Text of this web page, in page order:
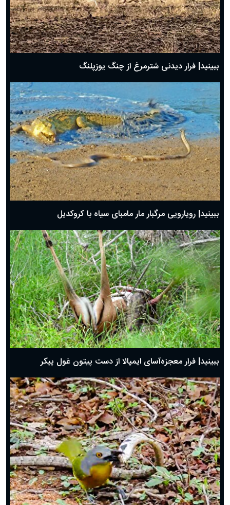
ببینید| فرار دیدنی شترمرغ از چنگ یوزپلنگ
ببینید| رویارویی مرگبار مار مامبای سیاه با کروکدیل
ببینید| فرار معجزه‌آسای ایمپالا از دست پیتون غول پیکر